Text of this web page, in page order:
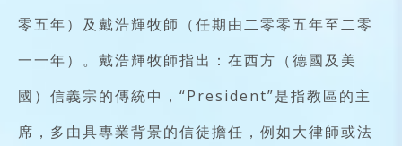
零五年）及戴浩輝牧師（任期由二零零五年至二零
一一年）。戴浩輝牧師指出：在西方（德國及美
國）信義宗的傳統中，“President”是指教區的主
席，多由具專業背景的信徒擔任，例如大律師或法